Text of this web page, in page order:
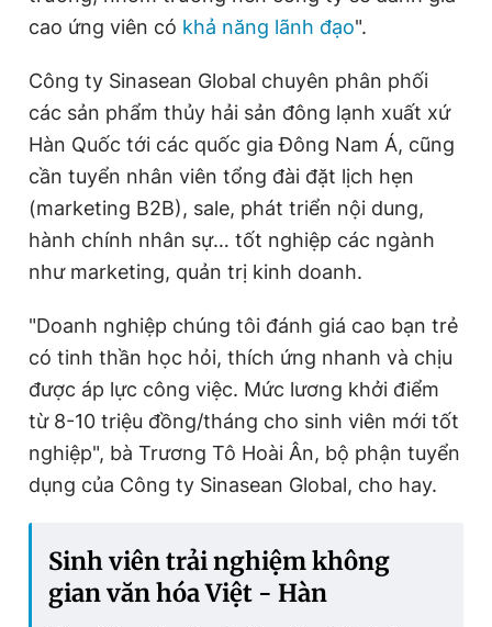
cao ứng viên có khả năng lãnh đạo".
Công ty Sinasean Global chuyên phân phối
các sản phẩm thủy hải sản đông lạnh xuất xứ
Hàn Quốc tới các quốc gia Đông Nam Á, cũng
cần tuyển nhân viên tổng đài đặt lịch hẹn
(marketing B2B), sale, phát triển nội dung,
hành chính nhân sự… tốt nghiệp các ngành
như marketing, quản trị kinh doanh.
"Doanh nghiệp chúng tôi đánh giá cao bạn trẻ
có tinh thần học hỏi, thích ứng nhanh và chịu
được áp lực công việc. Mức lương khởi điểm
từ 8-10 triệu đồng/tháng cho sinh viên mới tốt
nghiệp", bà Trương Tô Hoài Ân, bộ phận tuyển
dụng của Công ty Sinasean Global, cho hay.
Sinh viên trải nghiệm không
gian văn hóa Việt - Hàn